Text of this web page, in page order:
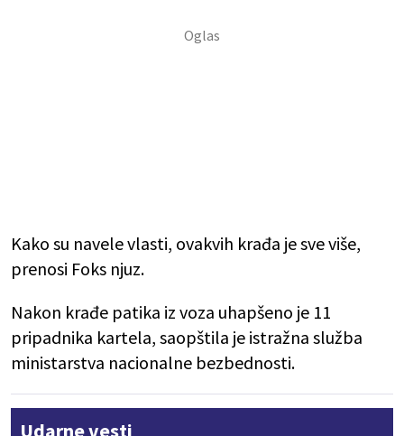
Kako su navele vlasti, ovakvih krađa je sve više,
prenosi Foks njuz.
Nakon krađe patika iz voza uhapšeno je 11
pripadnika kartela, saopštila je istražna služba
ministarstva nacionalne bezbednosti.
Udarne vesti